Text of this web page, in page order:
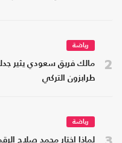
2
رياضة
مالك فريق سعودي يثير
طرابزون التركي
رياضة